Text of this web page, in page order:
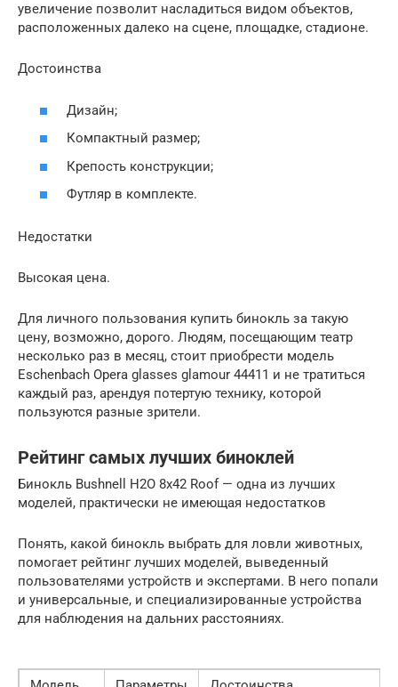
увеличение позволит насладиться видом объектов,
расположенных далеко на сцене, площадке, стадионе.
Достоинства
Дизайн;
Компактный размер;
Крепость конструкции;
Футляр в комплекте.
Недостатки
Высокая цена.
Для личного пользования купить бинокль за такую
цену, возможно, дорого. Людям, посещающим театр
несколько раз в месяц, стоит приобрести модель
Eschenbach Opera glasses glamour 44411 и не тратиться
каждый раз, арендуя потертую технику, которой
пользуются разные зрители.
Рейтинг самых лучших биноклей
Бинокль Bushnell H2O 8х42 Roof — одна из лучших
моделей, практически не имеющая недостатков
Понять, какой бинокль выбрать для ловли животных,
помогает рейтинг лучших моделей, выведенный
пользователями устройств и экспертами. В него попали
и универсальные, и специализированные устройства
для наблюдения на дальних расстояниях.